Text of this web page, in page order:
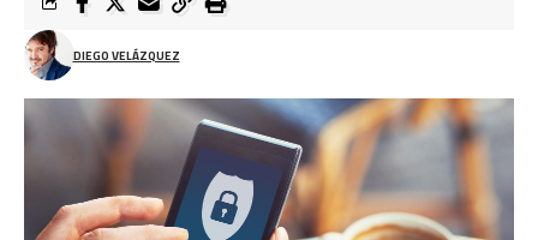
DIEGO VELÁZQUEZ